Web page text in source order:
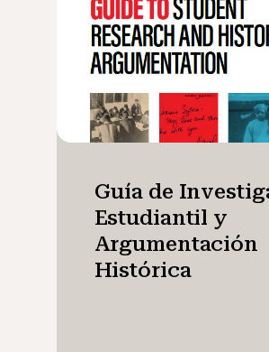
Guía de
Estudiantil y
Argumentación
Histórica